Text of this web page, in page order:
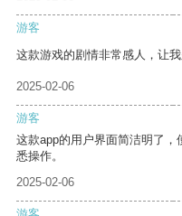
游客
这款游戏的剧情非常感人，让我
2025-02-06
游客
这款app的用户界面简洁明了
悉操作。
2025-02-06